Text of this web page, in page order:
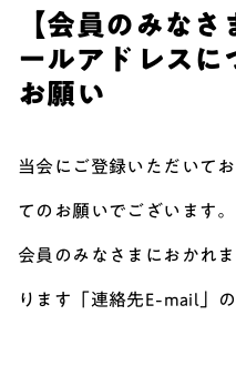
【会員のみな
ールアドレスに
お願い
当会にご登録いただいて
てのお願いでございます。
会員のみなさまにおかれ
ります「連絡先E-mail」